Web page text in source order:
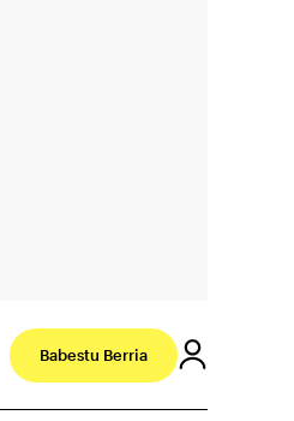
Babestu Berria